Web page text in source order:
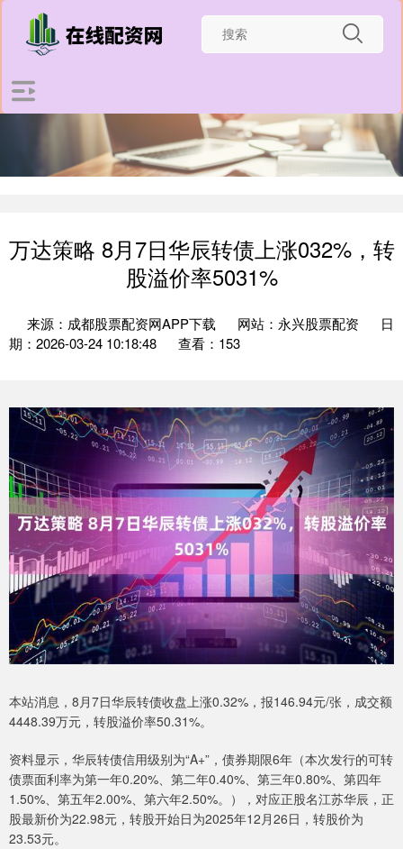
万达策略 8月7日华辰转债上涨032%，转
股溢价率5031%
来源：成都股票配资网APP下载 网站：永兴股票配资
日
期：2026-03-24 10:18:48
查看：153
本站消息，8月7日华辰转债收盘上涨0.32%，报146.94元/张，成交额
4448.39万元，转股溢价率50.31%。
资料显示，华辰转债信用级别为“A+”，债券期限6年（本次发行的可转
债票面利率为第一年0.20%、第二年0.40%、第三年0.80%、第四年
1.50%、第五年2.00%、第六年2.50%。），对应正股名江苏华辰，正
股最新价为22.98元，转股开始日为2025年12月26日，转股价为
23.53元。